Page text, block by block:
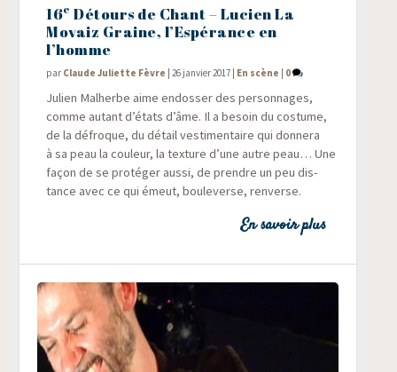
16e Détours de Chant – Lucien La
Movaiz Graine, l’Espérance en
l’homme
par Claude Juliette Fèvre |26 janvier 2017 | En scène | 0
Julien Mal­herbe aime endos­ser des per­son­nages,
comme autant d’états d’âme. Il a besoin du cos­tume,
de la défroque, du détail ves­ti­men­taire qui don­ne­ra
à sa peau la cou­leur, la tex­ture d’une autre peau… Une
façon de se pro­té­ger aus­si, de prendre un peu dis­
tance avec ce qui émeut, bou­le­verse, renverse.
En savoir plus